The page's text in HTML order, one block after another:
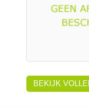
BEKIJK